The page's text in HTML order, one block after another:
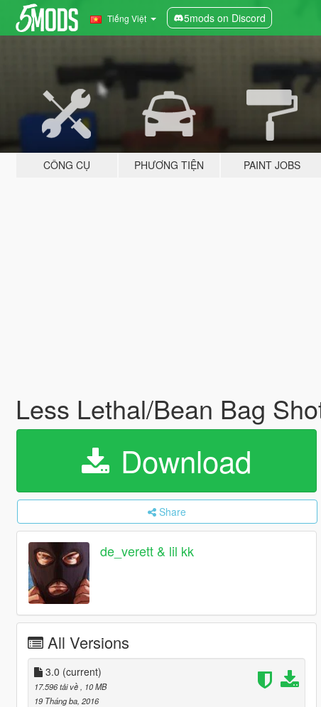
Tiếng Việt 5mods on Discord
CÔNG CỤ PHƯƠNG TIỆN PAINT JOBS
Less Lethal/Bean Bag
Download
Share
de_verett & lil kk
All Versions
3.0 (current)
17.596 tải về
, 10 MB
19 Tháng ba, 2016